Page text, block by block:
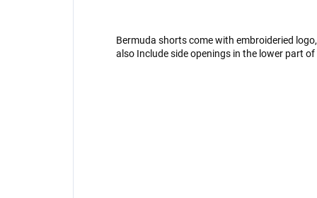
Bermuda shorts come with embroideried
also Include side openings in the lower part of